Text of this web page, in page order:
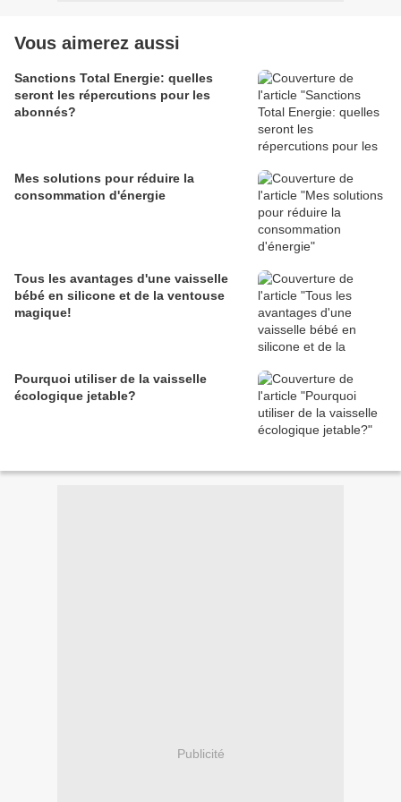
Vous aimerez aussi
Sanctions Total Energie: quelles
seront les répercutions pour les
abonnés?
Mes solutions pour réduire la
consommation d'énergie
Tous les avantages d'une vaisselle
bébé en silicone et de la ventouse
magique!
Pourquoi utiliser de la vaisselle
écologique jetable?
Publicité